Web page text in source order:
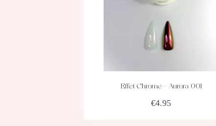
ACHETEZ DÉTAILS
Effet Chrome – Aurora 001
€4.95